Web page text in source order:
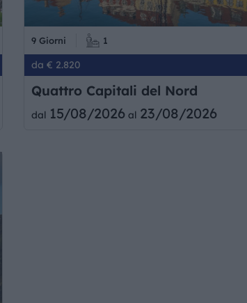
9 Giorni 1
da € 2.820
Quattro Capitali del Nord
dal 15/08/2026al 23/08/2026